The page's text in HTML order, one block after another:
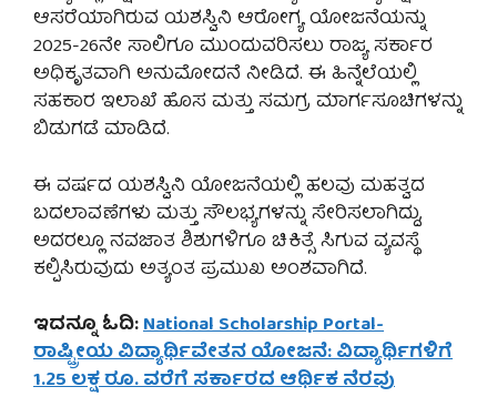
ಆಸರೆಯಾಗಿರುವ ಯಶಸ್ವಿನಿ ಆರೋಗ್ಯ ಯೋಜನೆಯನ್ನು
2025-26ನೇ ಸಾಲಿಗೂ ಮುಂದುವರಿಸಲು ರಾಜ್ಯ ಸರ್ಕಾರ
ಅಧಿಕೃತವಾಗಿ ಅನುಮೋದನೆ ನೀಡಿದೆ. ಈ ಹಿನ್ನೆಲೆಯಲ್ಲಿ
ಸಹಕಾರ ಇಲಾಖೆ ಹೊಸ ಮತ್ತು ಸಮಗ್ರ ಮಾರ್ಗಸೂಚಿಗಳನ್ನು
ಬಿಡುಗಡೆ ಮಾಡಿದೆ.
ಈ ವರ್ಷದ ಯಶಸ್ವಿನಿ ಯೋಜನೆಯಲ್ಲಿ ಹಲವು ಮಹತ್ವದ
ಬದಲಾವಣೆಗಳು ಮತ್ತು ಸೌಲಭ್ಯಗಳನ್ನು ಸೇರಿಸಲಾಗಿದ್ದು,
ಅದರಲ್ಲೂ ನವಜಾತ ಶಿಶುಗಳಿಗೂ ಚಿಕಿತ್ಸೆ ಸಿಗುವ ವ್ಯವಸ್ಥೆ
ಕಲ್ಪಿಸಿರುವುದು ಅತ್ಯಂತ ಪ್ರಮುಖ ಅಂಶವಾಗಿದೆ.
ಇದನ್ನೂ ಓದಿ:National Scholarship Portal-
ರಾಷ್ಟ್ರೀಯ ವಿದ್ಯಾರ್ಥಿವೇತನ ಯೋಜನೆ: ವಿದ್ಯಾರ್ಥಿಗಳಿಗೆ
1.25 ಲಕ್ಷ ರೂ. ವರೆಗೆ ಸರ್ಕಾರದ ಆರ್ಥಿಕ ನೆರವು